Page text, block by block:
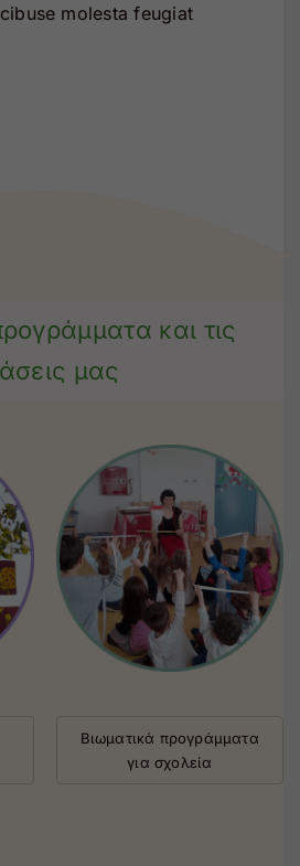
molesta feugiat
και τις
μας
Βιωματικά προγράμματα
για σχολεία